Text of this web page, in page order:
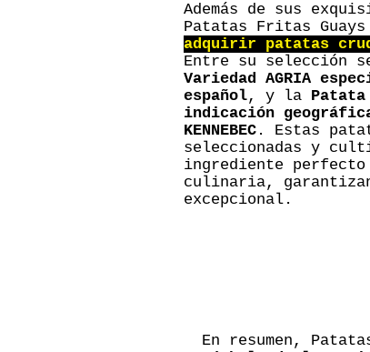
Además de sus
Patatas Fritas
adquirir patatas
Entre su selección
Variedad AGRIA
español, y la
indicación
KENNEBEC . Estas
seleccionadas y
ingrediente
culinaria,
excepcional.
En resumen,